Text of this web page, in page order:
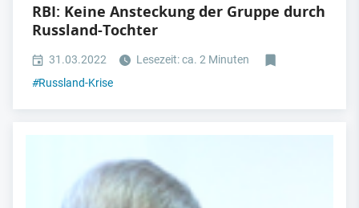
RBI: Keine Ansteckung der Gruppe durch
Russland-Tochter
31.03.2022
Lesezeit: ca. 2 Minuten
#Russland-Krise